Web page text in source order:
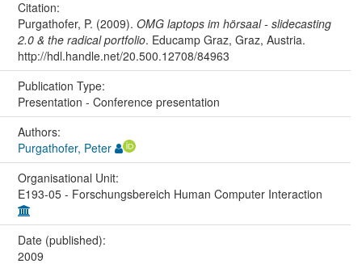
Citation:
Purgathofer, P. (2009). OMG laptops im hörsaal - slidecasting
2.0 & the radical portfolio. Educamp Graz, Graz, Austria.
http://hdl.handle.net/20.500.12708/84963
Publication Type:
Presentation - Conference presentation
Authors:
Purgathofer, Peter
Organisational Unit:
E193-05 - Forschungsbereich Human Computer Interaction
Date (published):
2009